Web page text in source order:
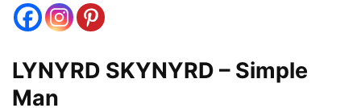
LYNYRD SKYNYRD – Simple
Man